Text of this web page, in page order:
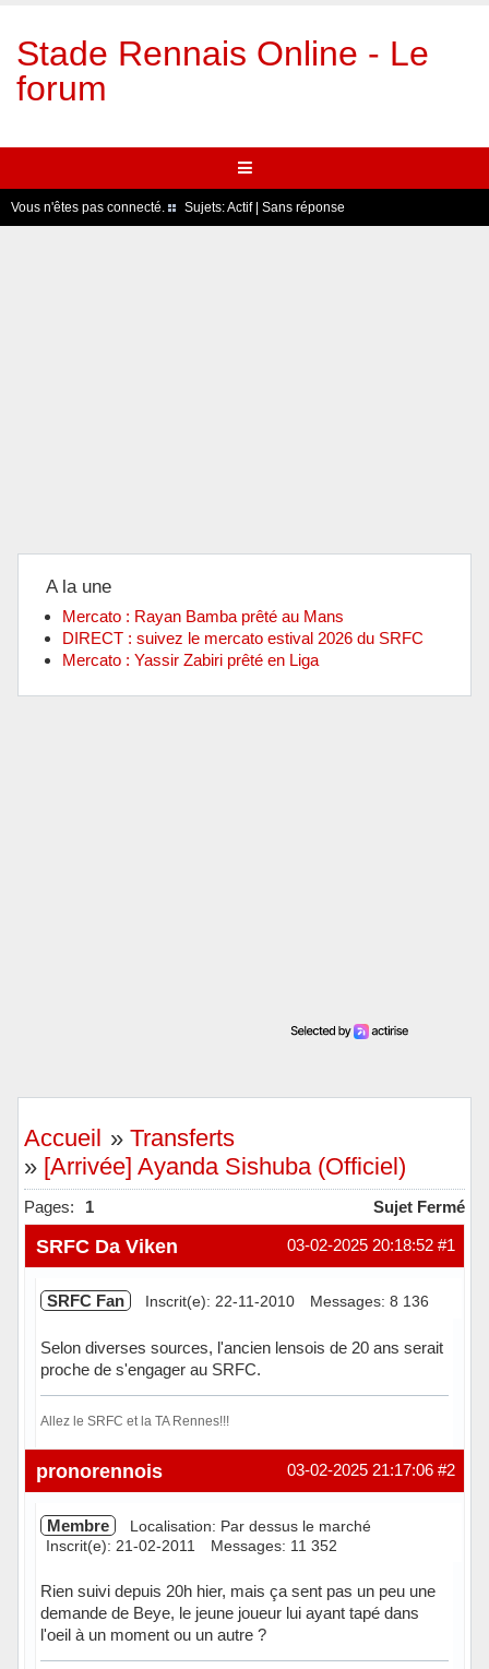
Stade Rennais Online - Le
forum
Vous n'êtes pas connecté. Sujets:Actif| Sans réponse
A la une
Mercato : Rayan Bamba prêté au Mans
DIRECT : suivez le mercato estival 2026 du SRFC
Mercato : Yassir Zabiri prêté en Liga
Accueil »Transferts
» [Arrivée] Ayanda Sishuba (Officiel)
Pages: 1 Sujet Fermé
#1
03-02-2025 20:18:52
SRFC Da Viken
SRFC Fan Inscrit(e): 22-11-2010 Messages: 8 136
Selon diverses sources, l'ancien lensois de 20 ans serait
proche de s'engager au SRFC.
Allez le SRFC et la TA Rennes!!!
Hors ligne #2
03-02-2025 21:17:06
pronorennois
Membre
Localisation: Par dessus le marché
Inscrit(e): 21-02-2011
Messages: 11 352
Rien suivi depuis 20h hier, mais ça sent pas un peu une
demande de Beye, le jeune joueur lui ayant tapé dans
l'oeil à un moment ou un autre ?